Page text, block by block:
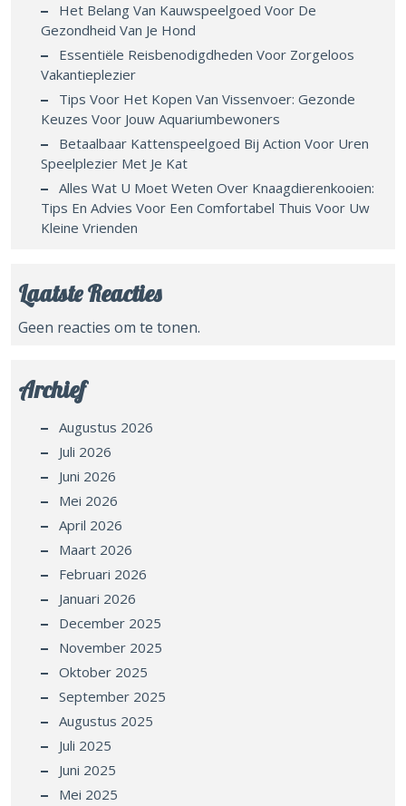
Het Belang Van Kauwspeelgoed Voor De
Gezondheid Van Je Hond
Essentiële Reisbenodigdheden Voor Zorgeloos
Vakantieplezier
Tips Voor Het Kopen Van Vissenvoer: Gezonde
Keuzes Voor Jouw Aquariumbewoners
Betaalbaar Kattenspeelgoed Bij Action Voor Uren
Speelplezier Met Je Kat
Alles Wat U Moet Weten Over Knaagdierenkooien:
Tips En Advies Voor Een Comfortabel Thuis Voor Uw
Kleine Vrienden
Laatste Reacties
Geen reacties om te tonen.
Archief
Augustus 2026
Juli 2026
Juni 2026
Mei 2026
April 2026
Maart 2026
Februari 2026
Januari 2026
December 2025
November 2025
Oktober 2025
September 2025
Augustus 2025
Juli 2025
Juni 2025
Mei 2025